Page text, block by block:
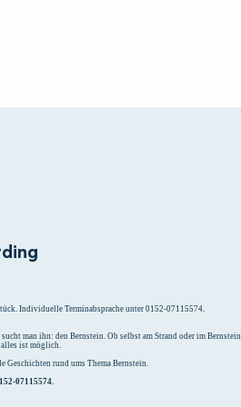
Individuelle Terminabsprache unter 0152-07115574.
man ihn: den Bernstein. Ob selbst am Strand oder im
alles ist möglich.
Geschichten rund ums Thema Bernstein.
07115574.